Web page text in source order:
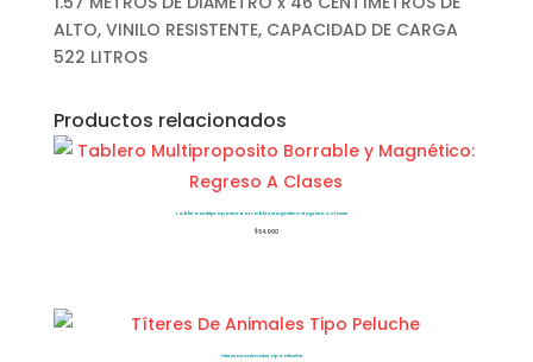
ALTO, VINILO RESISTENTE, CAPACIDAD DE CARGA
522 LITROS
Productos relacionados
Tablero Multiproposito Borrable y Magnético: Regreso A Clases
$54.900
Títeres De Animales Tipo Peluche